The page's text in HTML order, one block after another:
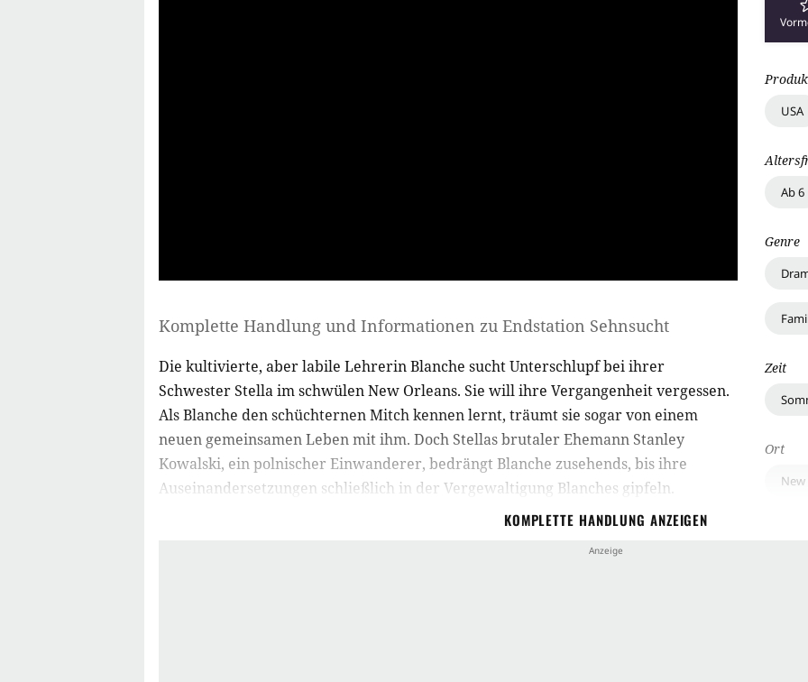
Komplette Handlung und Informationen zu Endstation Sehnsucht
Die kultivierte, aber labile Lehrerin Blanche sucht Unterschlupf bei ihrer
Schwester Stella im schwülen New Orleans. Sie will ihre Vergangenheit vergessen.
Als Blanche den schüchternen Mitch kennen lernt, träumt sie sogar von einem
neuen gemeinsamen Leben mit ihm. Doch Stellas brutaler Ehemann Stanley
Kowalski, ein polnischer Einwanderer, bedrängt Blanche zusehends, bis ihre
Auseinandersetzungen schließlich in der Vergewaltigung Blanches gipfeln.
USA
Ab 6
Genre
Zeit
Ort
New
KOMPLETTE HANDLUNG ANZEIGEN